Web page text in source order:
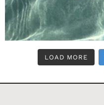
LOAD MORE